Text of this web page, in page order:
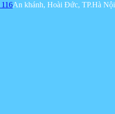
An khánh, Hoài Đức, TP.Hà Nội